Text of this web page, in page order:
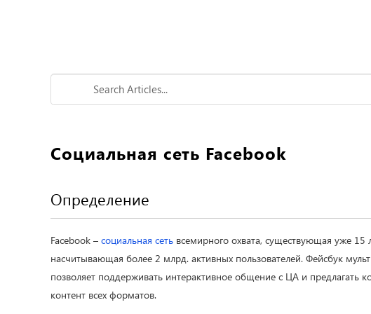
Социальная сеть Facebook
Определение
Facebook – социальная сеть всемирного охвата, существующая уже 15
насчитывающая более 2 млрд. активных пользователей. Фейсбук
позволяет поддерживать интерактивное общение с ЦА и предлагать
контент всех форматов.